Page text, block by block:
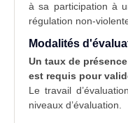
à sa participation à
régulation non-
Modalités
Un taux de
est requis pour
Le travail
niveaux d’évaluation.